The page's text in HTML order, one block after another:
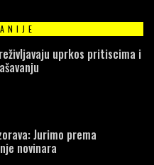
uprkos pritiscima i
Jurimo prema
novinara